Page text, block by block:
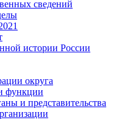
сведений
истории России
округа
функции
и представительства